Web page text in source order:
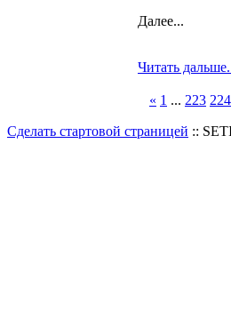
Далее...
Читать
« 1 ... 223 224
Сделать стартовой страницей ::